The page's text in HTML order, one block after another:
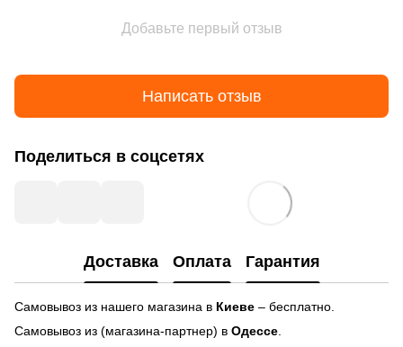
Добавьте первый отзыв
Написать отзыв
Поделиться в соцсетях
Доставка Оплата Гарантия
Самовывоз из нашего магазина в Киеве – бесплатно.
Самовывоз из (магазина-партнер) в Одессе